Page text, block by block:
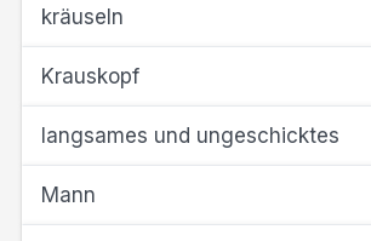
kräuseln
Krauskopf
langsames und ungeschicktes
Mann